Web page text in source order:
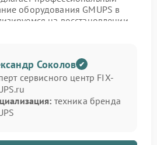
оборудования GMUPS в
на восстановлении
питания,
инженеры проведут точную
проблему с гарантией
бытовые, так и
обеспечивая полное
и доступу к оригинальным
Соколов
сервисного центр FIX-
техника бренда